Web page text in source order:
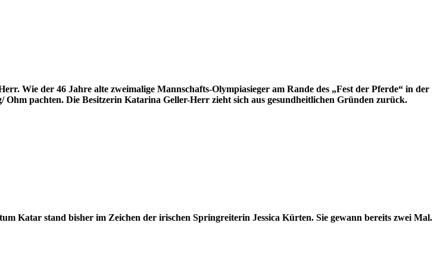
Wie der 46 Jahre alte zweimalige Mannschafts-Olympiasieger am Rande des „Fest der Pferde“ in der
pachten. Die Besitzerin Katarina Geller-Herr zieht sich aus gesundheitlichen Gründen zurück.
Katar stand bisher im Zeichen der irischen Springreiterin Jessica Kürten. Sie gewann bereits zwei Mal.